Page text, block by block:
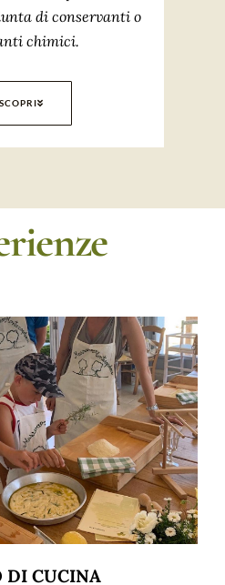
di conservanti o
chimici.
SCOPRI
DI CUCINA